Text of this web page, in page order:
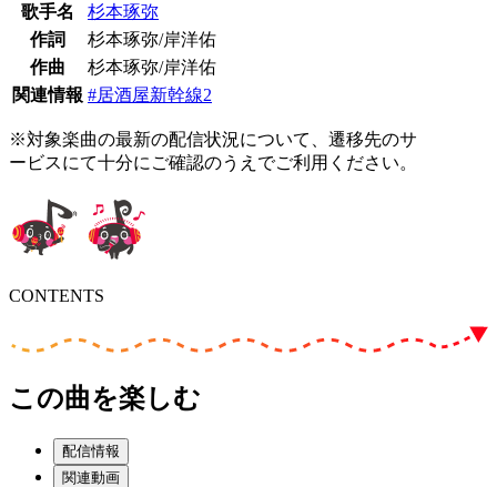
歌手名
杉本琢弥
作詞
杉本琢弥/岸洋佑
作曲
杉本琢弥/岸洋佑
関連情報 #居酒屋新幹線2
※対象楽曲の最新の配信状況について、遷移先のサ
ービスにて十分にご確認のうえでご利用ください。
CONTENTS
この曲を楽しむ
配信情報
関連動画